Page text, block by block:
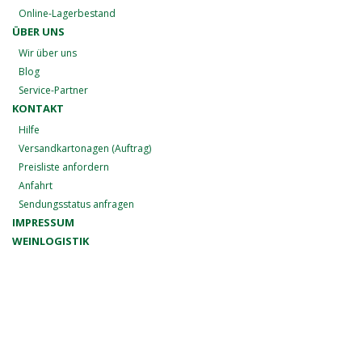
Online-Lagerbestand
ÜBER UNS
Wir über uns
Blog
Service-Partner
KONTAKT
Hilfe
Versandkartonagen (Auftrag)
Preisliste anfordern
Anfahrt
Sendungsstatus anfragen
IMPRESSUM
WEINLOGISTIK